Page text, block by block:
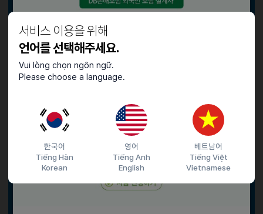
서비스 이용을 위해
언어를 선택해주세요.
Vui lòng chọn ngôn ngữ.
Please choose a language.
한국어
Tiếng Hàn
Korean
영어
Tiếng Anh
English
베트남어
Tiếng Việt
Vietnamese